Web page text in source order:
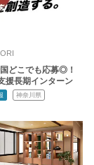
国どこでも応募◎！
援長期インターン
神奈川県